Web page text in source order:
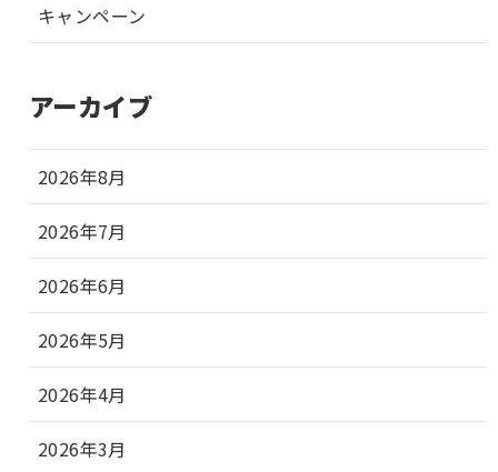
キャンペーン
アーカイブ
2026年8月
2026年7月
2026年6月
2026年5月
2026年4月
2026年3月